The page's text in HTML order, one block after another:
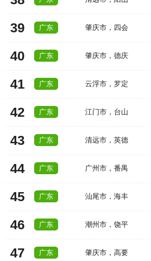
39 广东 肇庆市 ， 四会
40 广东 肇庆市 ，德庆
41 广东 云浮市 ， 罗定
42 广东 江门市 ， 台山
43 广东 清远市 ，英德
44 广东 广州市 ，番禺
45 广东 汕尾市 ，海丰
46 广东 潮州市 ，饶平
47 广东 肇庆市 ，高要